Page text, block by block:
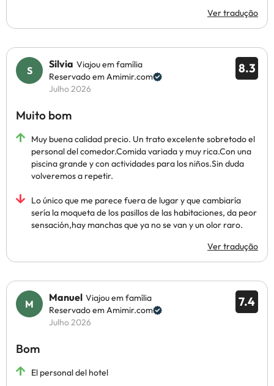
Ver tradução
8.3
Silvia Viajou em família
Reservado em Amimir.com
Julho 2026
Muito bom
Muy buena calidad precio. Un trato excelente sobretodo el
personal del comedor.Comida variada y muy rica.Con una
piscina grande y con actividades para los niños.Sin duda
volveremos a repetir.
Lo único que me parece fuera de lugar y que cambiaría
sería la moqueta de los pasillos de las habitaciones, da peor
sensación,hay manchas que ya no se van y un olor raro.
Ver tradução
7.4
Manuel Viajou em família
Reservado em Amimir.com
Julho 2026
Bom
El personal del hotel